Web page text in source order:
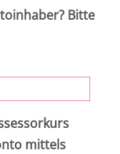
Bitte
mittels